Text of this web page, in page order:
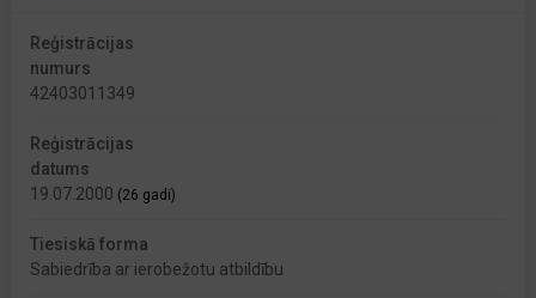
Reģistrācijas
numurs
42403011349
Reģistrācijas
datums
19.07.2000 (26 gadi)
Tiesiskā forma
Sabiedrība ar ierobežotu atbildību